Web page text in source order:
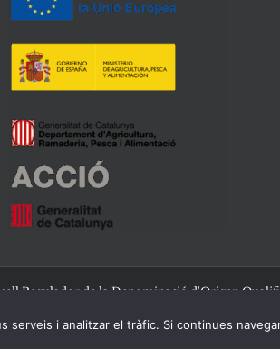
Regulador de la Denominació d'Origen
Facebook
TwitterInstagram
i analitzar el tràfic. Si continues